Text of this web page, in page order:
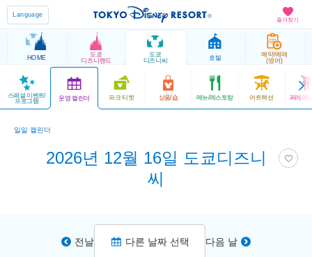
즐겨찾기
Language
HOME
도쿄
디즈니랜드
도쿄
디즈니씨
호텔
예약/예매
(영어)
스페셜 이벤트/
프로그램 운영 캘린더 파크 티켓 상품/숍 메뉴/레스토랑 어트랙션 퍼레이
일일 캘린더
2026년 12월 16일 도쿄디즈니
씨
전날 다른 날짜 선택 다음 날